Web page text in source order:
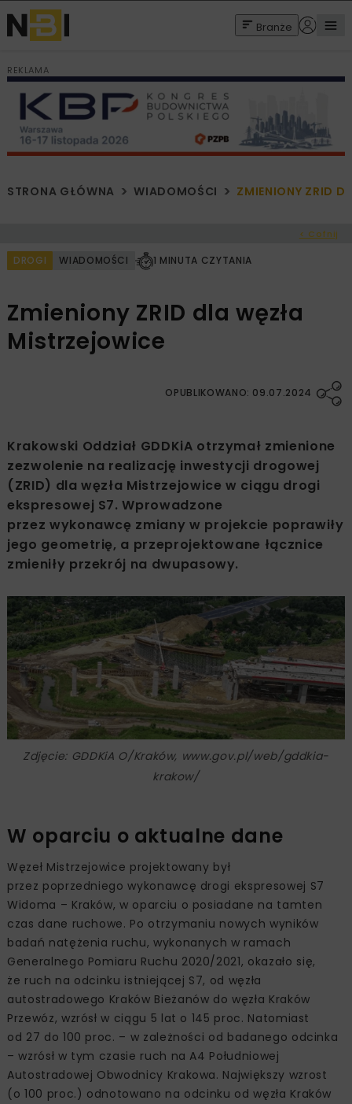
Branże
REKLAMA
STRONA GŁÓWNA WIADOMOŚCI ZMIENIONY ZRID
< Cofnij
DROGI WIADOMOŚCI 1 MINUTA CZYTANIA
Zmieniony ZRID dla węzła
Mistrzejowice
OPUBLIKOWANO: 09.07.2024
Krakowski Oddział GDDKiA otrzymał zmienione
zezwolenie na realizację inwestycji drogowej
(ZRID) dla węzła Mistrzejowice w ciągu drogi
ekspresowej S7. Wprowadzone
przez wykonawcę zmiany w projekcie poprawiły
jego geometrię, a przeprojektowane łącznice
zmieniły przekrój na dwupasowy.
Zdjęcie: GDDKiA O/Kraków, www.gov.pl/web/gddkia-
krakow/
W oparciu o aktualne dane
Węzeł Mistrzejowice projektowany był
przez poprzedniego wykonawcę drogi ekspresowej S7
Widoma – Kraków, w oparciu o posiadane na tamten
czas dane ruchowe. Po otrzymaniu nowych wyników
badań natężenia ruchu, wykonanych w ramach
Generalnego Pomiaru Ruchu 2020/2021, okazało się,
że ruch na odcinku istniejącej S7, od węzła
autostradowego Kraków Bieżanów do węzła Kraków
Przewóz, wzrósł w ciągu 5 lat o 145 proc. Natomiast
od 27 do 100 proc. – w zależności od badanego odcinka
– wzrósł w tym czasie ruch na A4 Południowej
Autostradowej Obwodnicy Krakowa. Największy wzrost
(o 100 proc.) odnotowano na odcinku od węzła Kraków